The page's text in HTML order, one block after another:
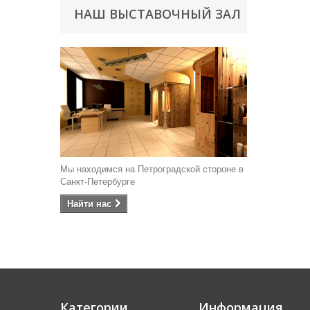
НАШ ВЫСТАВОЧНЫЙ ЗАЛ
Мы находимся на Петроградской стороне в
Санкт-Петербурге
Найти наc